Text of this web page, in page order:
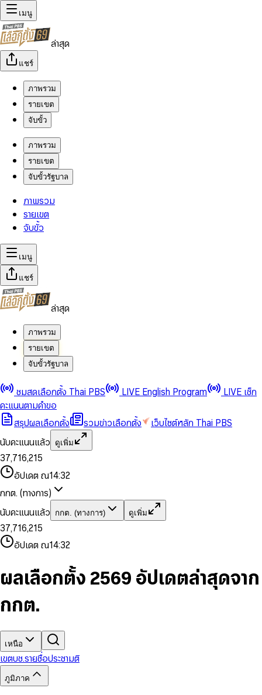
เมนู
ล่าสุด
แชร์
ภาพรวม
รายเขต
จับขั้ว
ภาพรวม
รายเขต
จับขั้วรัฐบาล
ภาพรวม
รายเขต
จับขั้ว
เมนู
แชร์
ล่าสุด
ภาพรวม
รายเขต
จับขั้วรัฐบาล
ชมสดเลือกตั้ง Thai PBS LIVE English Program
LIVE เช็ก
คะแนนตามคำขอ
สรุปผลเลือกตั้ง
รวมข่าวเลือกตั้ง
เว็บไซต์หลัก Thai PBS
นับคะแนนแล้ว
ดูเพิ่ม
0
1
2
3
4
5
6
8
9
0
1
2
3
4
5
6
7
8
9
,
0
1
2
4
6
7
8
9
0
1
2
3
4
5
6
7
8
9
0
1
3
5
6
7
8
9
,
1
2
4
5
7
8
9
0
1
3
4
6
7
8
9
0
2
3
4
5
7
8
อัปเดต ณ14:32
กกต. (ทางการ)
นับคะแนนแล้ว
กกต. (ทางการ) ดูเพิ่ม
0
1
2
3
4
5
7
8
0
1
2
4
5
6
7
8
9
,
0
1
2
4
6
7
8
9
0
1
2
3
5
6
8
9
0
1
3
5
6
7
8
,
1
2
4
6
7
9
0
1
3
5
6
8
9
0
2
3
4
5
7
9
อัปเดต ณ14:32
ผลเลือกตั้ง 2569 อัปเดตล่าสุดจาก
กกต.
เหนือ
เขตบช.รายชื่อประชามติ
ภูมิภาค